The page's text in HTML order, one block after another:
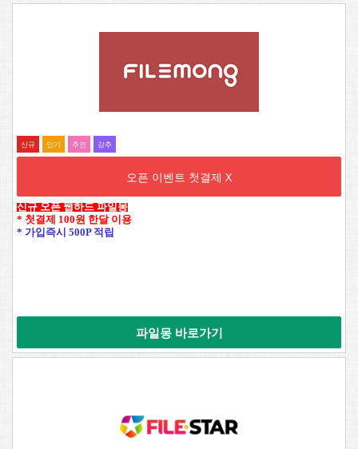
신규 인기 추전 강추
오픈 이벤트 첫결제 X
신규 오픈 웹하드 파일몽
* 첫결제 100원 한달 이용
* 가입즉시 500P 적립
파일몽 바로가기